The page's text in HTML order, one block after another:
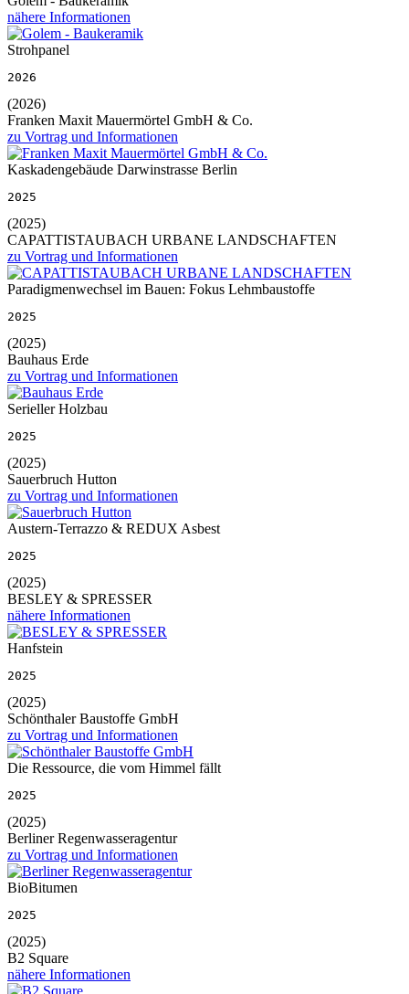
nähere Informationen
Strohpanel
2026
(2026)
Franken Maxit Mauermörtel GmbH & Co.
zu Vortrag und Informationen
Kaskadengebäude Darwinstrasse Berlin
2025
(2025)
CAPATTISTAUBACH URBANE LANDSCHAFTEN
zu Vortrag und Informationen
Paradigmenwechsel im Bauen: Fokus Lehmbaustoffe
2025
(2025)
Bauhaus Erde
zu Vortrag und Informationen
Serieller Holzbau
2025
(2025)
Sauerbruch Hutton
zu Vortrag und Informationen
Austern-Terrazzo & REDUX Asbest
2025
(2025)
BESLEY & SPRESSER
nähere Informationen
Hanfstein
2025
(2025)
Schönthaler Baustoffe GmbH
zu Vortrag und Informationen
Die Ressource, die vom Himmel fällt
2025
(2025)
Berliner Regenwasseragentur
zu Vortrag und Informationen
BioBitumen
2025
(2025)
B2 Square
nähere Informationen